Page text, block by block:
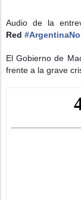
Audio de la
Red #
El Gobierno de
frente a la grave